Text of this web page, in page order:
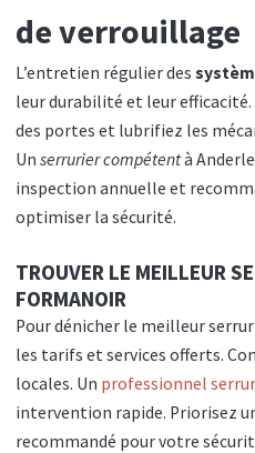
de verrouillage
L’entretien régulier des
leur durabilité et leur
des portes et lubrifiez les
Un serrurier compétentà
inspection annuelle et
optimiser la sécurité.
TROUVER LE MEILLEUR
FORMANOIR
Pour dénicher le meilleur
les tarifs et services offerts.
locales. Un professionnel
intervention rapide. Priorisez
recommandé pour votre